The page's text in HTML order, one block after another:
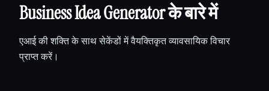
Business Idea Generator के बारे में
एआई की शक्ति के साथ सेकेंडों में वैयक्तिकृत व्यावसायिक विचार
प्राप्त करें।